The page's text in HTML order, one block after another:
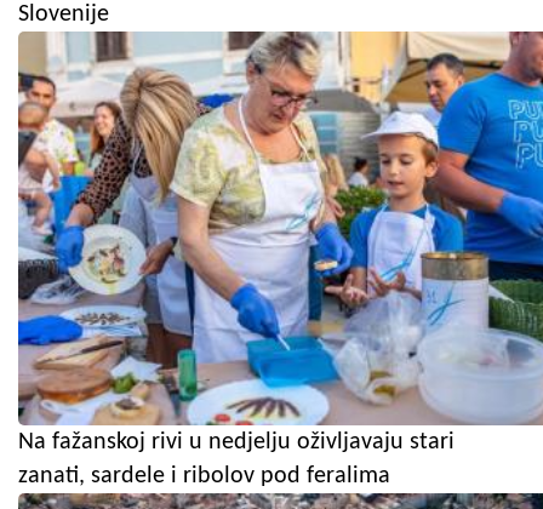
Slovenije
Na fažanskoj rivi u nedjelju oživljavaju stari
zanati, sardele i ribolov pod feralima